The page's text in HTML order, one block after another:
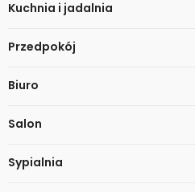
Kuchnia i jadalnia
Przedpokój
Biuro
Salon
Sypialnia